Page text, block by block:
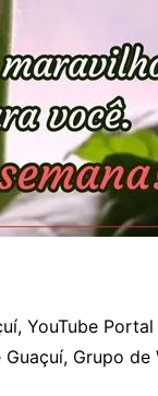
YouTube
Grupo